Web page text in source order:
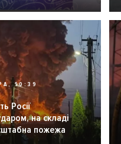
10:39
Росії
на складі
пожежа